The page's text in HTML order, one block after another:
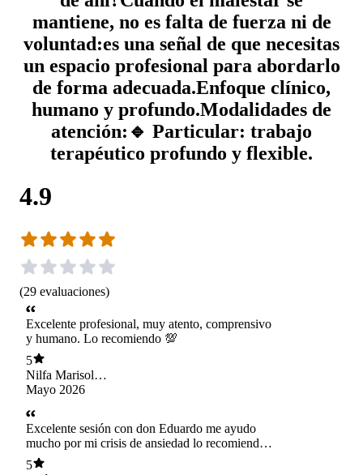
mantiene, no es falta de fuerza ni de
voluntad:es una señal de que necesitas
un espacio profesional para abordarlo
de forma adecuada.Enfoque clínico,
humano y profundo.Modalidades de
atención:🔹 Particular: trabajo
terapéutico profundo y flexible.
4.9
(29 evaluaciones)
Excelente profesional, muy atento, comprensivo
y humano. Lo recomiendo 💯
5
Nilfa Marisol
Colque Poma
Mayo 2026
Excelente sesión con don Eduardo me ayudo
mucho por mi crisis de ansiedad lo recomiendo
te ayuda mucho sobre todo te entiende gracias
5